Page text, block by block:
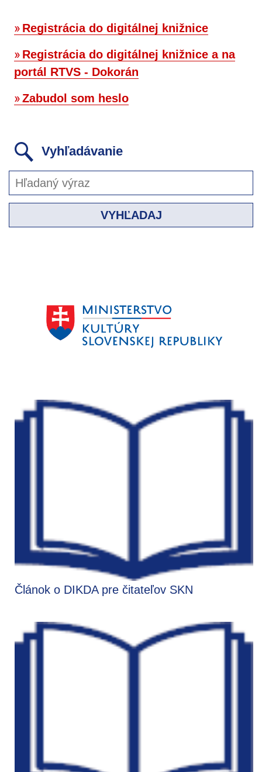
Registrácia do digitálnej knižnice
Registrácia do digitálnej knižnice a na
portál RTVS - Dokorán
Zabudol som heslo
Vyhľadávanie
VYHĽADAJ
Článok o DIKDA pre čitateľov SKN